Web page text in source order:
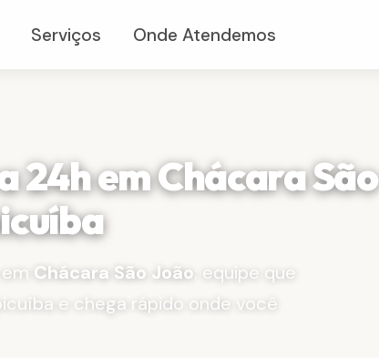
Serviços Onde Atendemos
24h em Chácara São
Chácara São João : equipe que
e chega rápido onde você